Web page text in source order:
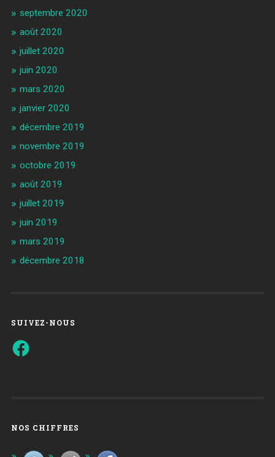
septembre 2020
août 2020
juillet 2020
juin 2020
mars 2020
janvier 2020
décembre 2019
novembre 2019
octobre 2019
août 2019
juillet 2019
juin 2019
mars 2019
décembre 2018
SUIVEZ-NOUS
Facebook
NOS CHIFFRES